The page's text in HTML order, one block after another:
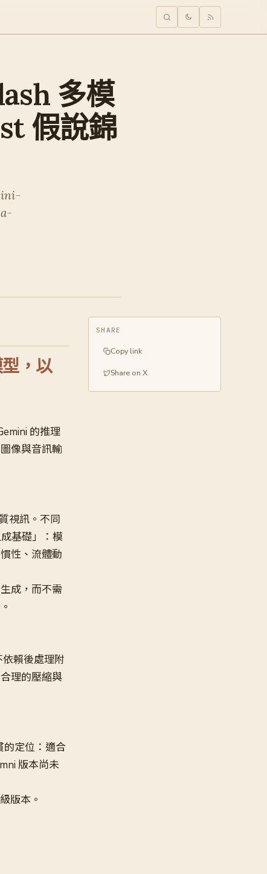
多模
假說錦
，以
的推理
像與音訊輸
視訊。不同
基礎」：模
性、流體動
成，而不需
賴後處理附
理的壓縮與
的定位：適合
版本尚未
版本。
SHARE
Copy link
Share on X